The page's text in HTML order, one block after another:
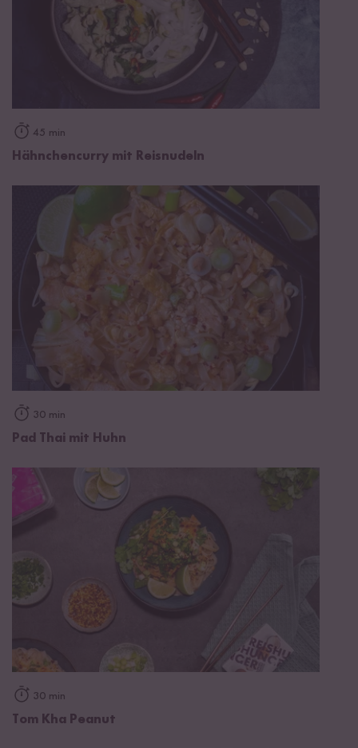
45 min
Hähnchencurry mit Reisnudeln
30 min
Pad Thai mit Huhn
30 min
Tom Kha Peanut